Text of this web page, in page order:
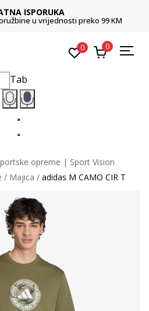
ISPORUKA
u vrijednosti preko 99 KM
0 0
Tab
opreme | Sport Vision
Majica adidas M CAMO CIR T